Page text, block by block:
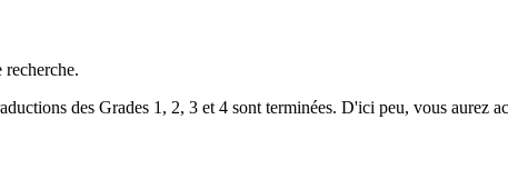
des Grades 1, 2, 3 et 4 sont terminées. D'ici peu, vous aurez